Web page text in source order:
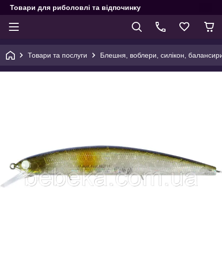
Товари для риболовлі та відпочинку
Товари та послуги Блешня, воблери, силікон,